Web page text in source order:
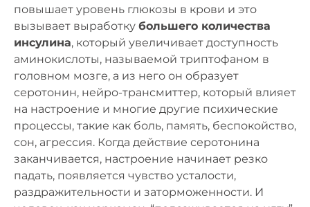
повышает уровень глюкозы в крови и это
вызывает выработку большего количества
инсулина, который увеличивает доступность
аминокислоты, называемой триптофаном в
головном мозге, а из него он образует
серотонин, нейро-трансмиттер, который влияет
на настроение и многие другие психические
процессы, такие как боль, память, беспокойство,
сон, агрессия. Когда действие серотонина
заканчивается, настроение начинает резко
падать, появляется чувство усталости,
раздражительности и заторможенности. И